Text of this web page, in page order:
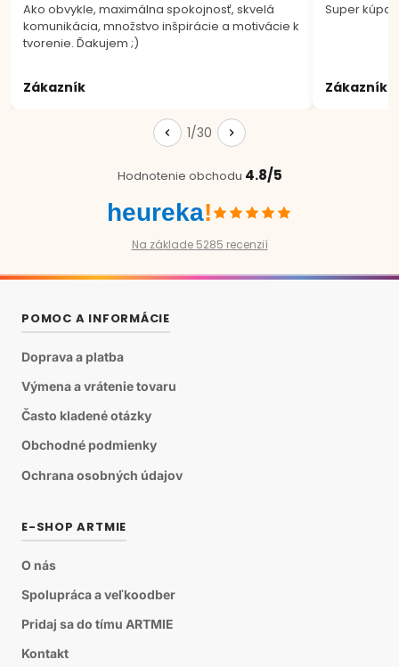
Ako obvykle, maximálna spokojnosť, skvelá
komunikácia, množstvo inšpirácie a motivácie k
tvorenie. Ďakujem ;)
Zákazník
Super
Zákazník
1/30
Hodnotenie obchodu 4.8/5
heureka!
Na základe 5285 recenzií
POMOC A INFORMÁCIE
Doprava a platba
Výmena a vrátenie tovaru
Často kladené otázky
Obchodné podmienky
Ochrana osobných údajov
E-SHOP ARTMIE
O nás
Spolupráca a veľkoodber
Pridaj sa do tímu ARTMIE
Kontakt